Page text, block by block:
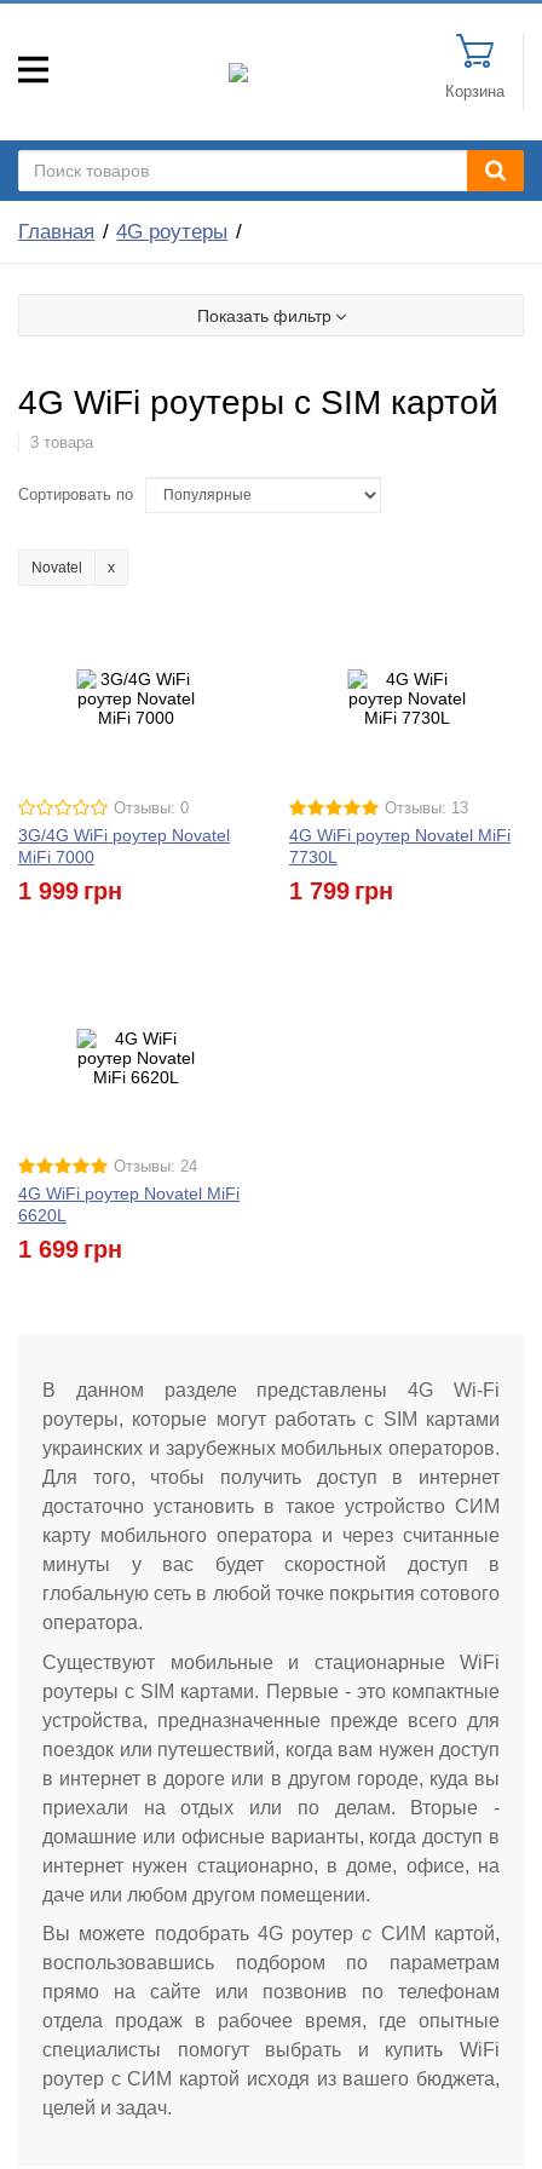
Корзина
Главная 4G роутеры
Показать фильтр
4G WiFi роутеры с SIM картой
3 товара
Сортировать по
Novatel
Отзывы: 0
3G/4G WiFi роутер Novatel
MiFi 7000
1 999 грн
Отзывы: 13
4G WiFi роутер Novatel MiFi
7730L
1 799 грн
Отзывы: 24
4G WiFi роутер Novatel MiFi
6620L
1 699 грн
В данном разделе представлены 4G Wi-Fi
роутеры, которые могут работать с SIM картами
украинских и зарубежных мобильных операторов.
Для того, чтобы получить доступ в интернет
достаточно установить в такое устройство СИМ
карту мобильного оператора и через считанные
минуты у вас будет скоростной доступ в
глобальную сеть в любой точке покрытия сотового
оператора.
Существуют мобильные и стационарные WiFi
роутеры с SIM картами. Первые - это компактные
устройства, предназначенные прежде всего для
поездок или путешествий, когда вам нужен доступ
в интернет в дороге или в другом городе, куда вы
приехали на отдых или по делам. Вторые -
домашние или офисные варианты, когда доступ в
интернет нужен стационарно, в доме, офисе, на
даче или любом другом помещении.
Вы можете подобрать 4G роутер с СИМ картой,
воспользовавшись подбором по параметрам
прямо на сайте или позвонив по телефонам
отдела продаж в рабочее время, где опытные
специалисты помогут выбрать и купить WiFi
роутер с СИМ картой исходя из вашего бюджета,
целей и задач.